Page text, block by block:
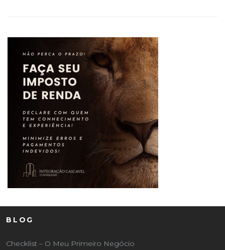
BLOG
Checklist – O Meu Primeiro Negócio